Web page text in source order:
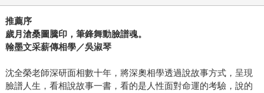
推薦序
歲月滄桑圖騰印，筆鋒舞動臉譜魂。
翰墨文采薪傳相學／吳淑琴
沈全榮老師深研面相數十年，將深奧相學透過說故事方式，呈現
臉譜人生，看相說故事一書，看的是人性面對命運的考驗，說的